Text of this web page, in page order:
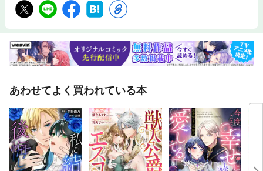
あわせてよく買われている本